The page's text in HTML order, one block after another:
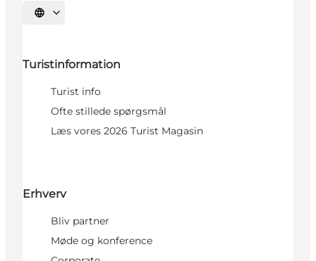
Vælg sprog
Turistinformation
Turist info
Ofte stillede spørgsmål
Læs vores 2026 Turist Magasin
Erhverv
Bliv partner
Møde og konference